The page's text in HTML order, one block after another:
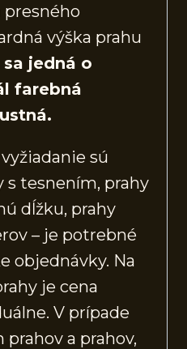
výška prahu
jedná o
farebná
sú
s tesnením, prahy
dĺžku, prahy
– je potrebné
objednávky. Na
je cena
V prípade
a prahov,